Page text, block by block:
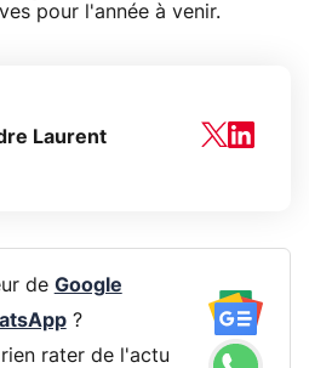
pour l'année à venir.
Laurent
de Google
?
rater de l'actu